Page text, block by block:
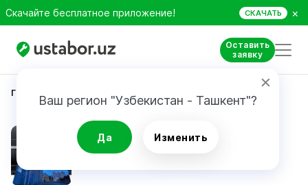
Скачайте бесплатное приложение! СКАЧАТЬ ×
Оставить
заявку
Ваш регион "Узбекистан - Ташкент"?
Да Изменить
Главная Ремонт техники
Позвоните